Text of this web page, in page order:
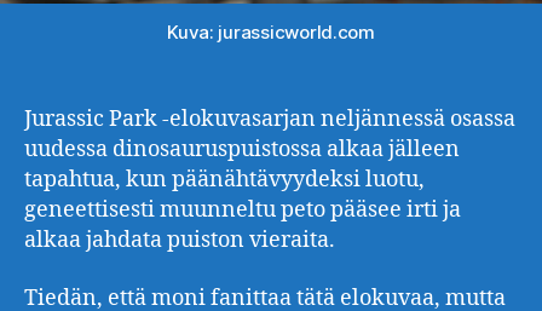
Kuva: jurassicworld.com
Jurassic Park -elokuvasarjan neljännessä osassa
uudessa dinosauruspuistossa alkaa jälleen
tapahtua, kun päänähtävyydeksi luotu,
geneettisesti muunneltu peto pääsee irti ja
alkaa jahdata puiston vieraita.
Tiedän, että moni fanittaa tätä elokuvaa, mutta